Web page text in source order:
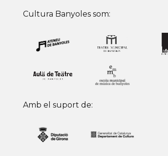
Cultura Banyoles som:
Amb el suport de: